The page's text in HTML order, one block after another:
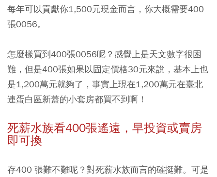
每年可以貢獻你1,500元現金而言，你大概需要400
張0056。
怎麼樣買到400張0056呢？感覺上是天文數字很困
難，但是400張如果以固定價格30元來說，基本上也
是1,200萬元就夠了 ，事實上現在1,200萬元在臺北
連蛋白區新蓋的小套房都買不到啊！
死薪水族看400張遙遠，早投資或賣房
即可換
存400 張難不難呢？對死薪水族而言的確挺難。可是